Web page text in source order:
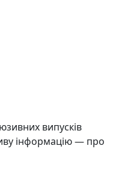
випусків
інформацію — про